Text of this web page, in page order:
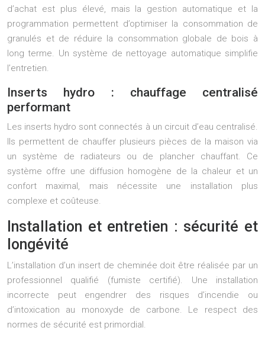
d’achat est plus élevé, mais la gestion automatique et la
programmation permettent d’optimiser la consommation de
granulés et de réduire la consommation globale de bois à
long terme. Un système de nettoyage automatique simplifie
l’entretien.
Inserts hydro : chauffage centralisé
performant
Les inserts hydro sont connectés à un circuit d’eau centralisé.
Ils permettent de chauffer plusieurs pièces de la maison via
un système de radiateurs ou de plancher chauffant. Ce
système offre une diffusion homogène de la chaleur et un
confort maximal, mais nécessite une installation plus
complexe et coûteuse.
Installation et entretien : sécurité et
longévité
L’installation d’un insert de cheminée doit être réalisée par un
professionnel qualifié (fumiste certifié). Une installation
incorrecte peut engendrer des risques d’incendie ou
d’intoxication au monoxyde de carbone. Le respect des
normes de sécurité est primordial.